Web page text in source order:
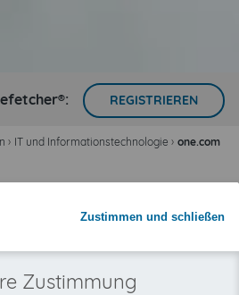
REGISTRIEREN
› IT und Informationstechnologie › one.com
automatisiertem
Zustimmen und schließen
Zustimmung